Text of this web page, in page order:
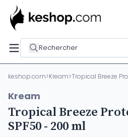
Rechercher
keshop.com>Kream>Tropical Breeze
Kream
Tropical Breeze
SPF50 - 200 ml